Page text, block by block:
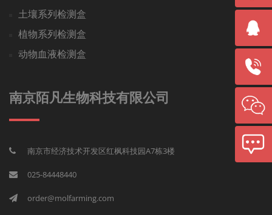
土壤系列检测盒
植物系列检测盒
动物血液检测盒
南京陌凡生物科技有限公司
南京市经济技术开发区红枫科技园A7栋3楼
025-84448440
order@molfarming.com